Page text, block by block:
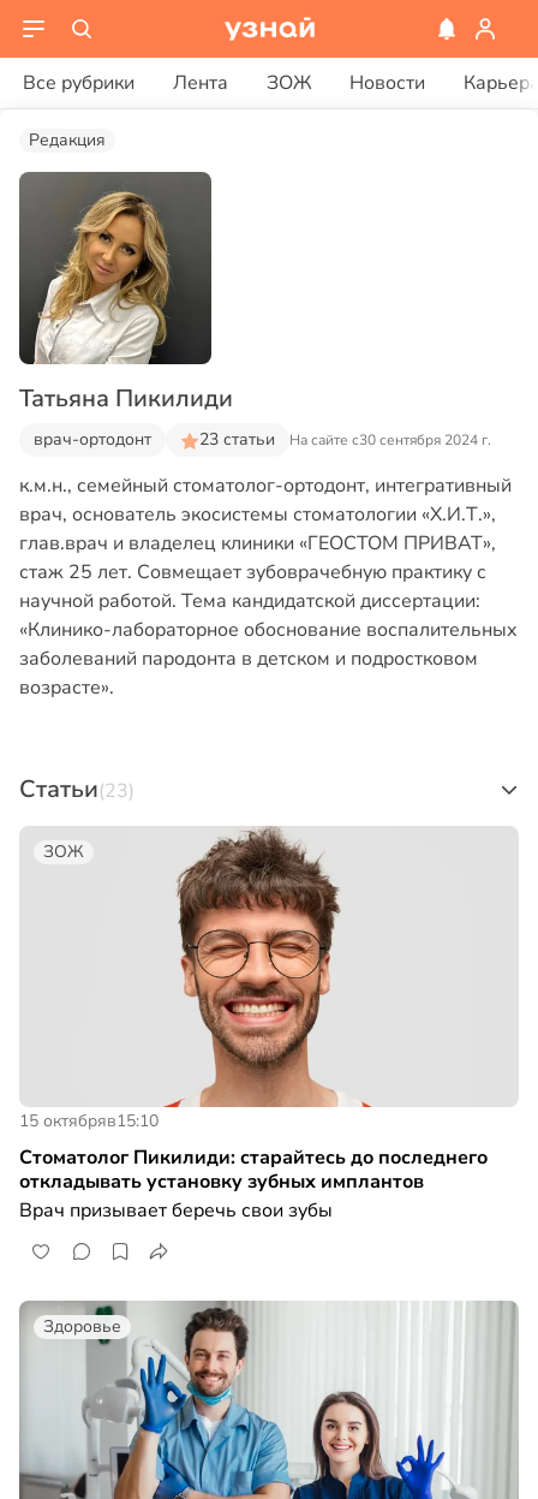
Все рубрики Лента ЗОЖ Новости
Редакция
Татьяна Пикилиди
врач-ортодонт 23 статьи На сайте с30 сентября 2024 г.
к.м.н., семейный стоматолог-ортодонт, интегративный
врач, основатель экосистемы стоматологии «Х.И.Т.»,
глав.врач и владелец клиники «ГЕОСТОМ ПРИВАТ»,
стаж 25 лет. Совмещает зубоврачебную практику с
научной работой. Тема кандидатской диссертации:
«Клинико-лабораторное обоснование воспалительных
заболеваний пародонта в детском и подростковом
возрасте».
Статьи(23)
ЗОЖ
15 октябряв15:10
Стоматолог Пикилиди: старайтесь до последнего
откладывать установку зубных имплантов
Врач призывает беречь свои зубы
Здоровье